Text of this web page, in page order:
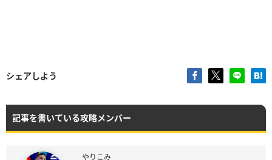
シェアしよう
記事を書いている攻略メンバー
やりこみ